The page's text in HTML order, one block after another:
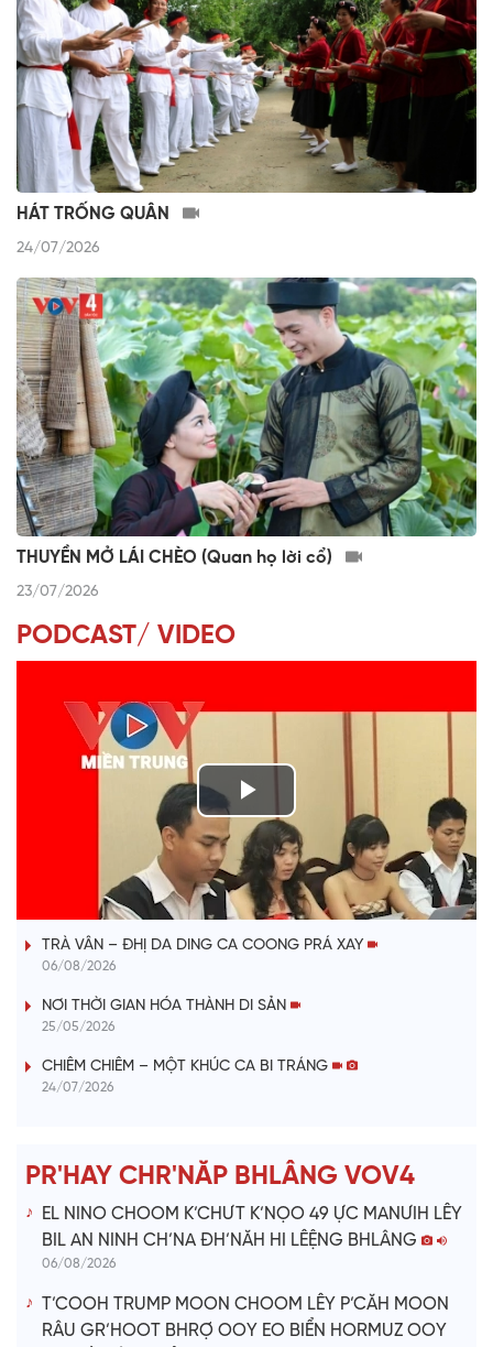
HÁT TRỐNG QUÂN
24/07/2026
THUYỀN MỞ LÁI CHÈO (Quan họ lời cổ)
23/07/2026
PODCAST/ VIDEO
P
l
a
V
i
e
o
VÀI PHÚT DÀNH CHO QUẢNG BÁ
TRÀ VÂN – ĐHỊ DA DING CA COONG PRÁ XAY
06/08/2026
NƠI THỜI GIAN HÓA THÀNH DI SẢN
25/05/2026
CHIÊM CHIÊM – MỘT KHÚC CA BI TRÁNG
24/07/2026
PR'HAY CHR'NĂP BHLÂNG VOV4
EL NINO CHOOM K’CHƯT K’NỌO 49 ỰC MANƯIH LÊY
BIL AN NINH CH’NA ĐH’NĂH HI LÊỆNG BHLÂNG
06/08/2026
T’COOH TRUMP MOON CHOOM LÊY P’CĂH MOON
RÂU GR’HOOT BHRỢ OOY EO BIỂN HORMUZ OOY